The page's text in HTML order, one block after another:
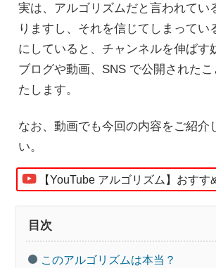
実は、アルゴリズムだと言われて
りますし、それを信じてしまって
にしていると、チャンネルを伸ばす
ブログや動画、SNS で公開された
たします。
なお、動画でも今回の内容をご紹介
い。
【YouTube アルゴリズム】おす
目次
このアルゴリズムは本当？